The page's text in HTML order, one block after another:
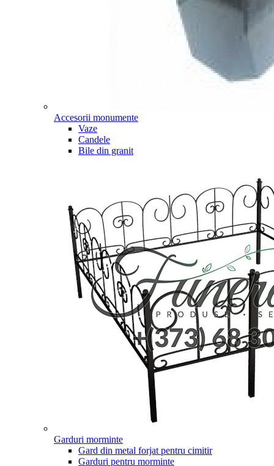
Accesorii monumente
Vaze
Candele
Bile din granit
Garduri morminte
Gard din metal forjat pentru cimitir
Garduri pentru morminte